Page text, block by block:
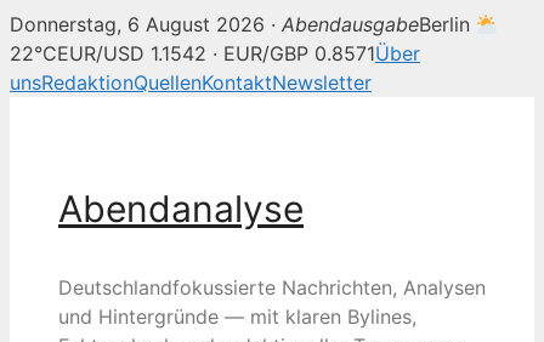
Donnerstag, 6 August 2026 · AbendausgabeBerlin
22°CEUR/USD 1.1542 · EUR/GBP 0.8571Über
unsRedaktionQuellenKontaktNewsletter
Abendanalyse
Deutschlandfokussierte Nachrichten, Analysen
und Hintergründe — mit klaren Bylines,